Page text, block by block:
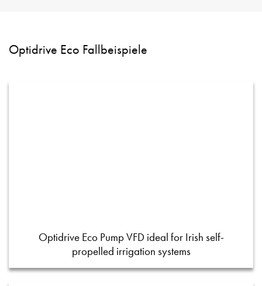
Optidrive Eco Fallbeispiele
Optidrive Eco Pump VFD ideal for Irish self-
propelled irrigation systems